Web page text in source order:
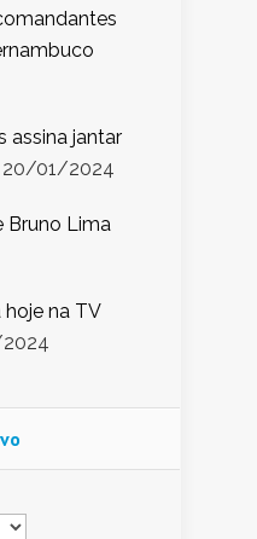
assina jantar
20/01/2024
Bruno Lima
hoje na TV